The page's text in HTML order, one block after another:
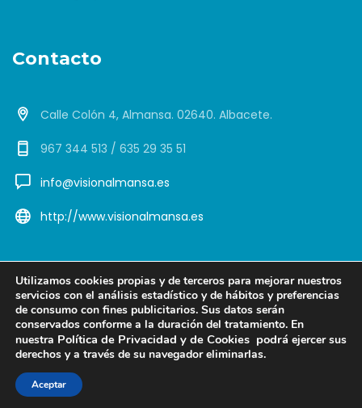
Contacto
Calle Colón 4, Almansa. 02640. Albacete.
967 344 513 / 635 29 35 51
info@visionalmansa.es
http://www.visionalmansa.es
Copyright © 2026 Visión Almansa. Diseño Web ViveAlmansa
Contacto Óptica Audio
Política de Cookies
Aviso Legal y Política de Privacidad
Utilizamos cookies propias y de terceros para mejorar nuestros
servicios con el análisis estadístico y de hábitos y preferencias
de consumo con fines publicitarios. Sus datos serán
conservados conforme a la duración del tratamiento. En
nuestra Política de Privacidad y de Cookies podrá ejercer sus
derechos y a través de su navegador eliminarlas.
Aceptar